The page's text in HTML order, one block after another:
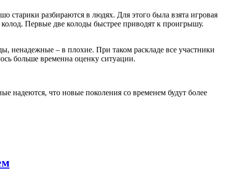
разбираются в людях. Для этого была взята игровая
Первые две колоды быстрее приводят к проигрышу.
ненадежные – в плохие. При таком раскладе все участники
больше временна оценку ситуации.
надеются, что новые поколения со временем будут более